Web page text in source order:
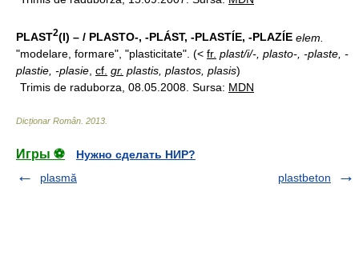
PLAST2(I) – / PLASTO-, -PLÁST, -PLASTÍE, -PLAZÍE elem.
"modelare, formare", "plasticitate". (< fr. plast/i/-, plasto-, -plaste, -
plastie, -plasie, cf. gr. plastis, plastos, plasis)
Trimis de raduborza, 08.05.2008. Sursa: MDN
Dicționar Român 2013
Игры ⚽
Нужно сделать НИР?
plasmă
plastbeton